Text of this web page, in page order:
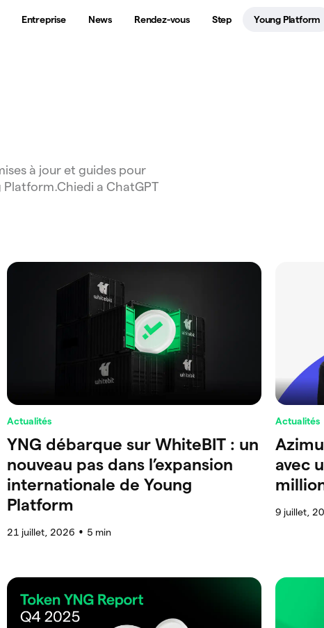
Entreprise News Rendez-vous Step Young Platform
à jour et guides pour
Platform.Chiedi a ChatGPT
Actualités
YNG débarque sur WhiteBIT : un
nouveau pas dans l’expansion
internationale de Young
Platform
21 juillet, 2026 ● 5 min
Actualités
avec
9 juillet,